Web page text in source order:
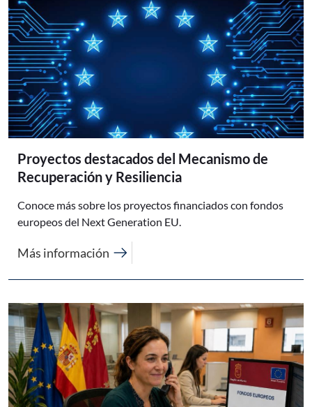
Proyectos destacados del Mecanismo de
Recuperación y Resiliencia
Conoce más sobre los proyectos financiados con fondos
europeos del Next Generation EU.
Más información arrow_right_alt